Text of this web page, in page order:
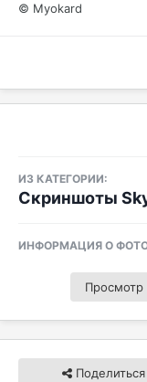
© Myokard
ИЗ КАТЕГОРИИ:
Скриншоты
ИНФОРМАЦИЯ О
Просмотр
Поделиться